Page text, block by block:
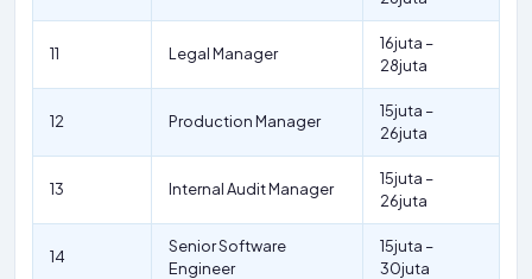
11 Legal Manager
16juta –
28juta
12 Production Manager
15juta –
26juta
13 Internal Audit Manager
15juta –
26juta
14
Senior Software
Engineer
15juta –
30juta